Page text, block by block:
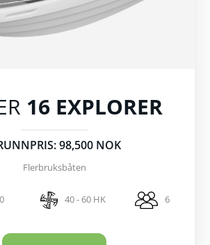
16 EXPLORER
98,500 NOK
Flerbruksbåten
40 - 60 HK 6